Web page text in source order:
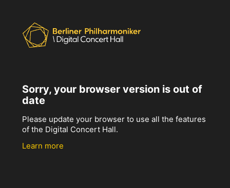
Sorry, your browser version is out of
date
Please update your browser to use all the features
of the Digital Concert Hall.
Learn more